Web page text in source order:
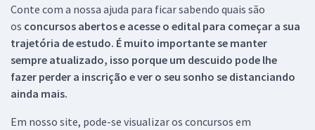
Conte com a nossa ajuda para ficar sabendo quais são
os concursos abertos e acesse o edital para começar a sua
trajetória de estudo. É muito importante se manter
sempre atualizado, isso porque um descuido pode lhe
fazer perder a inscrição e ver o seu sonho se distanciando
ainda mais.
Em nosso site, pode-se visualizar os concursos em